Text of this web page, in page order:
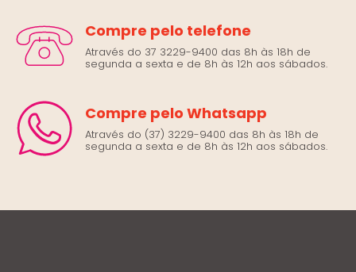
Compre pelo telefone
Através do 37 3229-9400 das 8h às 18h de
segunda a sexta e de 8h às 12h aos sábados.
Compre pelo Whatsapp
Através do (37) 3229-9400 das 8h às 18h de
segunda a sexta e de 8h às 12h aos sábados.